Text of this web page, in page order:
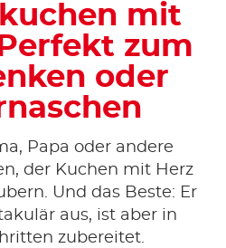
mit
zum
oder
Papa oder andere
der Kuchen mit Herz
Und das Beste: Er
aus, ist aber in
zubereitet.